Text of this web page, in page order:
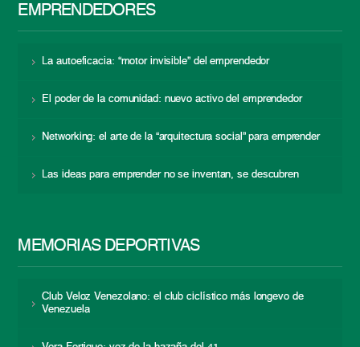
EMPRENDEDORES
La autoeficacia: “motor invisible” del emprendedor
El poder de la comunidad: nuevo activo del emprendedor
Networking: el arte de la “arquitectura social” para emprender
Las ideas para emprender no se inventan, se descubren
MEMORIAS DEPORTIVAS
Club Veloz Venezolano: el club ciclístico más longevo de
Venezuela